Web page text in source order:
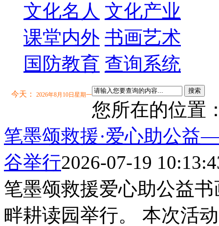
文化名人 文化产业
课堂内外 书画艺术
国防教育 查询系统
今天： 2026年8月10日星期一
搜索
您所在的位置
笔墨颂救援·爱心助公
谷举行2026-07-19
笔墨颂救援爱心助公益
畔耕读园举行。 本次活